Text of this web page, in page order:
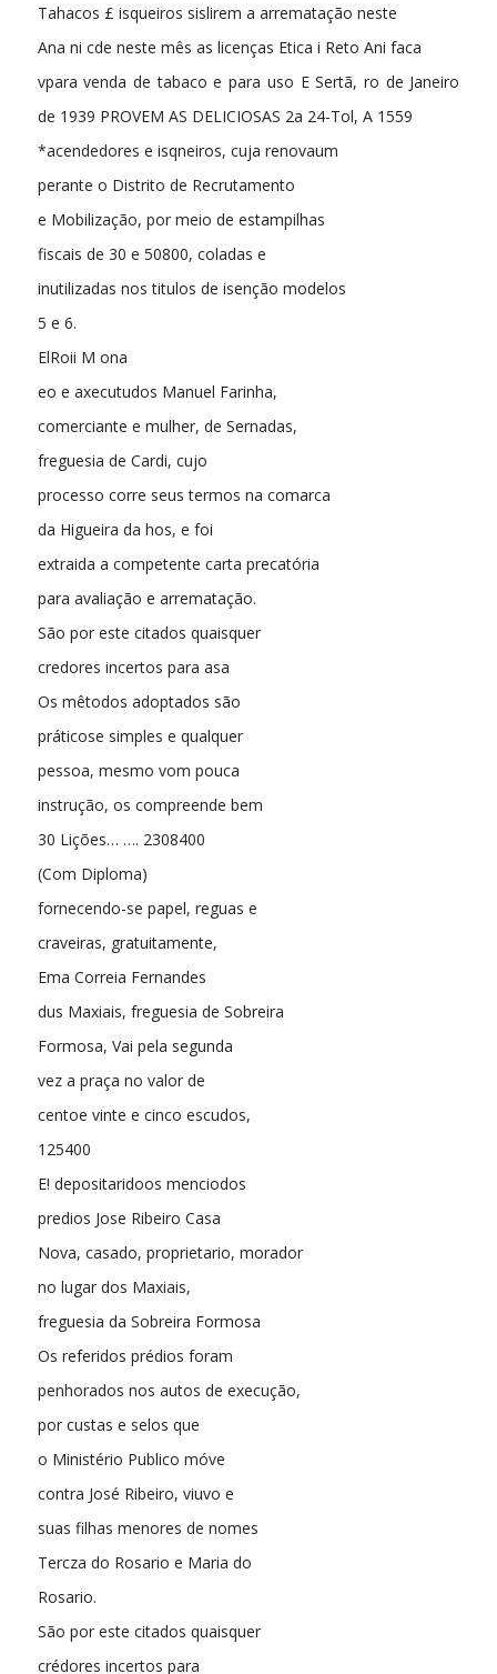
Tahacos £ isqueiros sislirem a arrematação neste
Ana ni cde neste mês as licenças Etica i Reto Ani faca
vpara venda de tabaco e para uso E Sertã, ro de Janeiro
de 1939 PROVEM AS DELICIOSAS 2a 24-Tol, A 1559
*acendedores e isqneiros, cuja renovaum
perante o Distrito de Recrutamento
e Mobilização, por meio de estampilhas
fiscais de 30 e 50800, coladas e
inutilizadas nos titulos de isenção modelos
5 e 6.
ElRoii M ona
eo e axecutudos Manuel Farinha,
comerciante e mulher, de Sernadas,
freguesia de Cardi, cujo
processo corre seus termos na comarca
da Higueira da hos, e foi
extraida a competente carta precatória
para avaliação e arrematação.
São por este citados quaisquer
credores incertos para asa
Os mêtodos adoptados são
práticose simples e qualquer
pessoa, mesmo vom pouca
instrução, os compreende bem
30 Lições… …. 2308400
(Com Diploma)
fornecendo-se papel, reguas e
craveiras, gratuitamente,
Ema Correia Fernandes
dus Maxiais, freguesia de Sobreira
Formosa, Vai pela segunda
vez a praça no valor de
centoe vinte e cinco escudos,
125400
E! depositaridoos menciodos
predios Jose Ribeiro Casa
Nova, casado, proprietario, morador
no lugar dos Maxiais,
freguesia da Sobreira Formosa
Os referidos prédios foram
penhorados nos autos de execução,
por custas e selos que
o Ministério Publico móve
contra José Ribeiro, viuvo e
suas filhas menores de nomes
Tercza do Rosario e Maria do
Rosario.
São por este citados quaisquer
crédores incertos para